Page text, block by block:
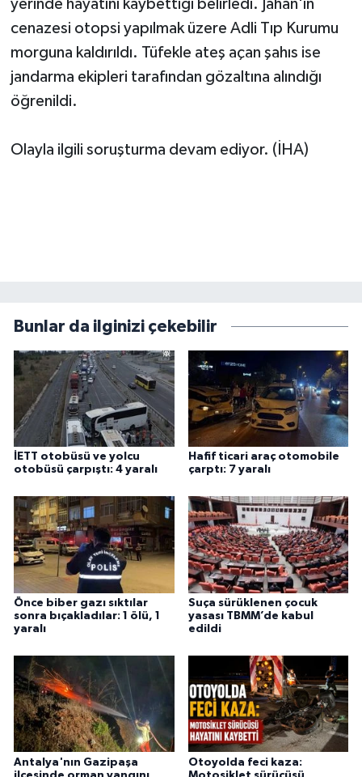
yerinde hayatını kaybettiği belirledi. Jahan'ın
cenazesi otopsi yapılmak üzere Adli Tıp Kurumu
morguna kaldırıldı. Tüfekle ateş açan şahıs ise
jandarma ekipleri tarafından gözaltına alındığı
öğrenildi.
Olayla ilgili soruşturma devam ediyor. (İHA)
Bunlar da ilginizi çekebilir
İETT otobüsü ve yolcu
otobüsü çarpıştı: 4 yaralı
Hafif ticari araç otomobile
çarptı: 7 yaralı
Önce biber gazı sıktılar
sonra bıçakladılar: 1 ölü, 1
yaralı
Suça sürüklenen çocuk
yasası TBMM’de kabul
edildi
Antalya'nın Gazipaşa
Otoyolda feci kaza: